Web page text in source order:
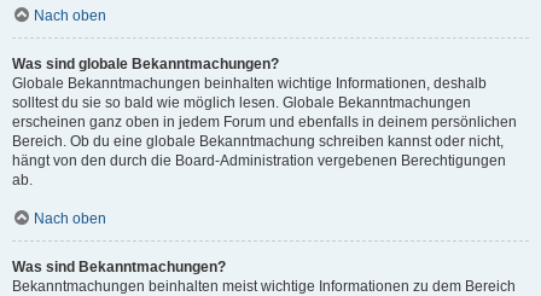
Nach oben
Was sind globale Bekanntmachungen?
Globale Bekanntmachungen beinhalten wichtige Informationen, deshalb
solltest du sie so bald wie möglich lesen. Globale Bekanntmachungen
erscheinen ganz oben in jedem Forum und ebenfalls in deinem persönlichen
Bereich. Ob du eine globale Bekanntmachung schreiben kannst oder nicht,
hängt von den durch die Board-Administration vergebenen Berechtigungen
ab.
Nach oben
Was sind Bekanntmachungen?
Bekanntmachungen beinhalten meist wichtige Informationen zu dem Bereich